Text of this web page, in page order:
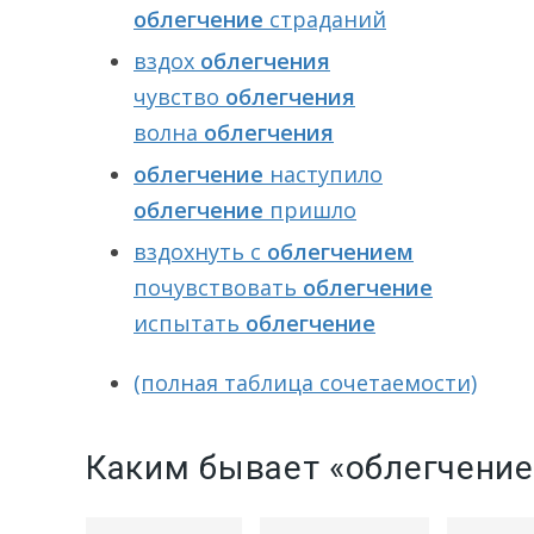
облегчение страданий
вздох облегчения
чувство облегчения
волна облегчения
облегчение наступило
облегчение пришло
вздохнуть с облегчением
почувствовать облегчение
испытать облегчение
(полная таблица сочетаемости)
Каким бывает